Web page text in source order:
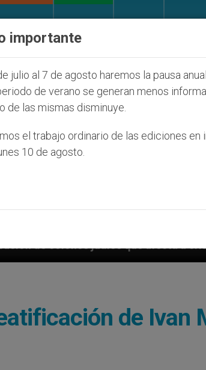
afecta a cristianos (y no sólo) en
de Ivan
importante
julio al 7 de agosto haremos la pausa
de verano se generan menos
de las mismas disminuye.
el trabajo ordinario de las ediciones en
10 de agosto.